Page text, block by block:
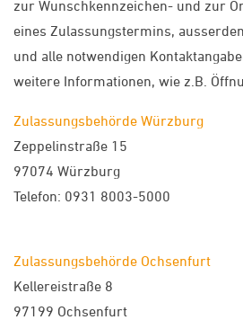
zur Wunschkennzeichen- und zur
eines Zulassungstermins,
und alle notwendigen
weitere Informationen, wie z.B.
Zulassungsbehörde Würzburg
Zeppelinstraße 15
97074 Würzburg
Telefon: 0931 8003-5000
Zulassungsbehörde Ochsenfurt
Kellereistraße 8
97199 Ochsenfurt